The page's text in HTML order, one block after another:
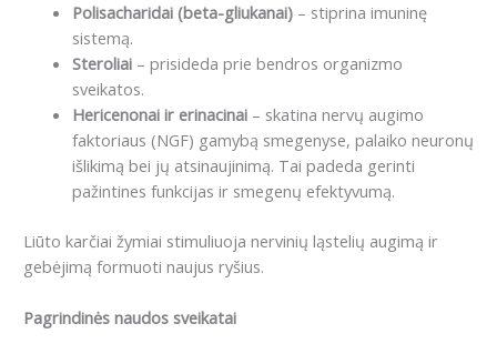
Polisacharidai (beta-gliukanai)– stiprina imuninę
sistemą.
Steroliai– prisideda prie bendros organizmo
sveikatos.
Hericenonai ir erinacinai– skatina nervų augimo
faktoriaus (NGF) gamybą smegenyse, palaiko neuronų
išlikimą bei jų atsinaujinimą. Tai padeda gerinti
pažintines funkcijas ir smegenų efektyvumą.
Liūto karčiai žymiai stimuliuoja nervinių ląstelių augimą ir
gebėjimą formuoti naujus ryšius.
Pagrindinės naudos sveikatai